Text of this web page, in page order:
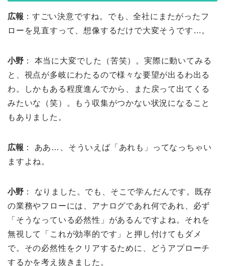
広報 ：すごい決意ですね。でも、全社にまたがったフ
ローを見直すって、想像するだけで大変そうです…。
小野 ： 本当に大変でした（苦笑）。実際に動いてみる
と、視点が多岐にわたるので様々な要望が出るわ出る
わ。しかもある程度進んでから、また戻って出てくる
みたいな（笑）。もう収集がつかない状況になること
もありました。
広報 ： ああ…、そういえば「あれも」ってなっちゃい
ますよね。
小野 ： なりました。でも、そこで学んだんです。既存
の業務やフローには、アナログであれ何であれ、必ず
「そうなっている必然性」があるんですよね。それを
無視して「これが効率的です」と押し付けてもダメ
で。その必然性をクリアするために、どうアプローチ
するかを考え抜きました。